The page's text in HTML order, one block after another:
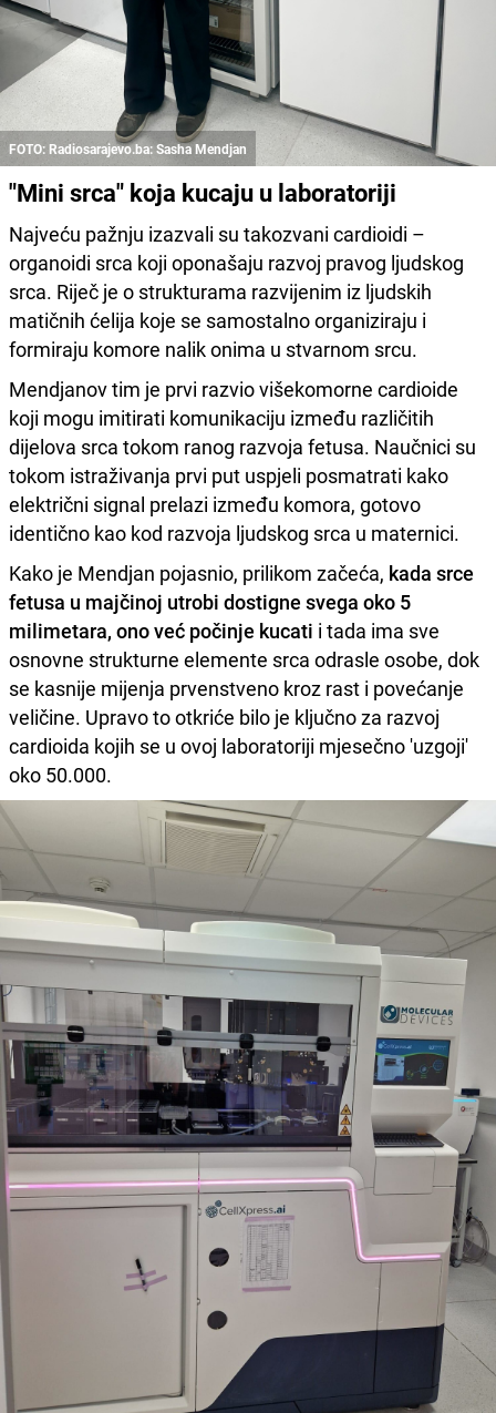
FOTO: Radiosarajevo.ba: Sasha Mendjan
"Mini srca" koja kucaju u laboratoriji
Najveću pažnju izazvali su takozvani cardioidi –
organoidi srca koji oponašaju razvoj pravog ljudskog
srca. Riječ je o strukturama razvijenim iz ljudskih
matičnih ćelija koje se samostalno organiziraju i
formiraju komore nalik onima u stvarnom srcu.
Mendjanov tim je prvi razvio višekomorne cardioide
koji mogu imitirati komunikaciju između različitih
dijelova srca tokom ranog razvoja fetusa. Naučnici su
tokom istraživanja prvi put uspjeli posmatrati kako
električni signal prelazi između komora, gotovo
identično kao kod razvoja ljudskog srca u maternici.
Kako je Mendjan pojasnio, prilikom začeća, kada srce
fetusa u majčinoj utrobi dostigne svega oko 5
milimetara, ono već počinje kucati i tada ima sve
osnovne strukturne elemente srca odrasle osobe, dok
se kasnije mijenja prvenstveno kroz rast i povećanje
veličine. Upravo to otkriće bilo je ključno za razvoj
cardioida kojih se u ovoj laboratoriji mjesečno 'uzgoji'
oko 50.000.